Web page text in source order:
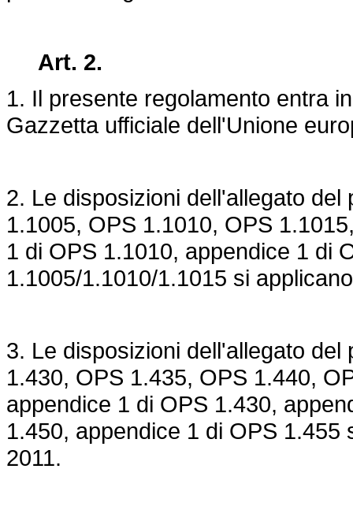
Art. 2.
1. Il presente regolamento entra
Gazzetta ufficiale dell'Unione
2. Le disposizioni dell'allegato
1.1005, OPS 1.1010, OPS
1 di OPS 1.1010, appendice 1 di
1.1005/1.1010/1.1015 si
3. Le disposizioni dell'allegato
1.430, OPS 1.435, OPS 1.440,
appendice 1 di OPS 1.430,
1.450, appendice 1 di OPS
2011.